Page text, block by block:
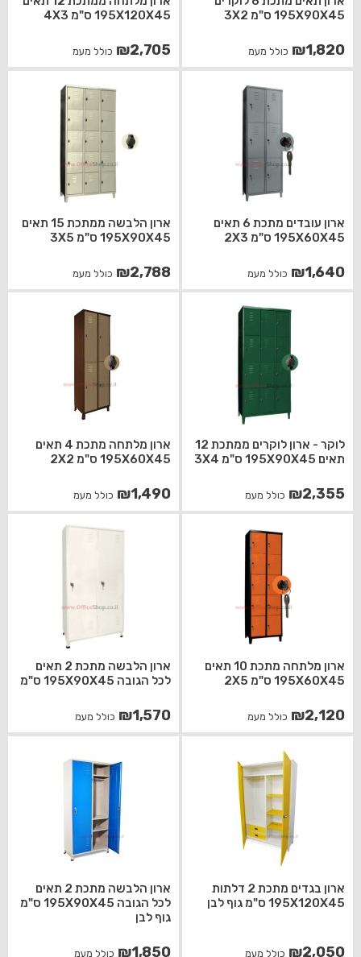
195X90X45 ס"מ 3X2
₪1,820 כולל מעמ
195X120X45 ס"מ 4X3
₪2,705 כולל מעמ
ארון עובדים מתכת 6 תאים
195X60X45 ס"מ 2X3
₪1,640 כולל מעמ
ארון הלבשה ממתכת 15 תאים
195X90X45 ס"מ 3X5
₪2,788 כולל מעמ
לוקר - ארון לוקרים ממתכת 12
תאים 195X90X45 ס"מ 3X4
₪2,355 כולל מעמ
ארון מלתחה מתכת 4 תאים
195X60X45 ס"מ 2X2
₪1,490 כולל מעמ
ארון מלתחה מתכת 10 תאים
195X60X45 ס"מ 2X5
₪2,120 כולל מעמ
ארון הלבשה מתכת 2 תאים
לכל הגובה 195X90X45 ס"מ
₪1,570 כולל מעמ
ארון בגדים מתכת 2 דלתות
195X120X45 ס"מ גוף לבן
₪2,050 כולל מעמ
ארון הלבשה מתכת 2 תאים
לכל הגובה 195X90X45 ס"מ
גוף לבן
₪1,850 כולל מעמ